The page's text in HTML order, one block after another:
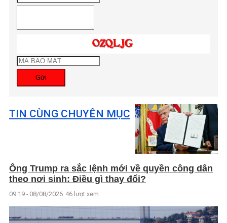
Gửi
TIN CÙNG CHUYÊN MỤC
Ông Trump ra sắc lệnh mới về quyền công dân
theo nơi sinh: Điều gì thay đổi?
09:19 - 08/08/2026 46 lượt xem